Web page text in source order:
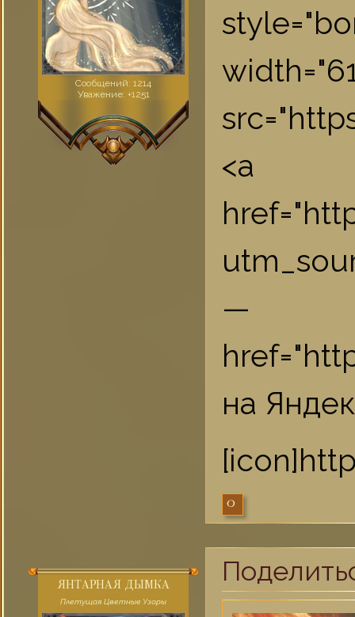
Сообщений: 1214
Уважение: +1251
<a
на
0
ЯНТАРНАЯ ДЫМКА
Плетущая Цветные Узоры